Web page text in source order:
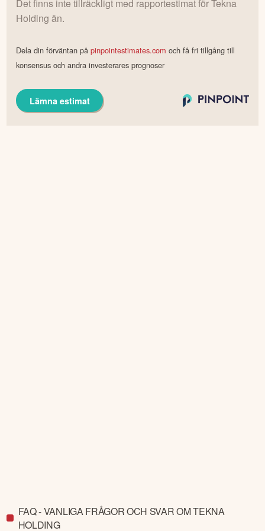
Det finns inte tillräckligt med rapportestimat förTekna
Holding än.
Dela din förväntan påpinpointestimates.com och få fri tillgång till
konsensus och andra investerares prognoser
Lämna estimat
FAQ - VANLIGA FRÅGOR OCH SVAR OM TEKNA
HOLDING